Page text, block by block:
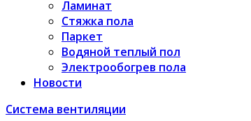
Ламинат
Стяжка пола
Паркет
Водяной теплый пол
Электрообогрев пола
Новости
Система вентиляции